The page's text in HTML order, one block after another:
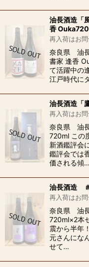
油長酒造「
香 Ouka720
再入荷はお
奈良県 油
書家 逢香
て活躍中の
江戸時代に
油長酒造「
再入荷はお
奈良県 油
720ml この
新酒鑑評会
鑑評会では
価される傾…
油長酒造
再入荷はお
奈良県 油長
720ml×2本
震から半年
元さんにな
せて…